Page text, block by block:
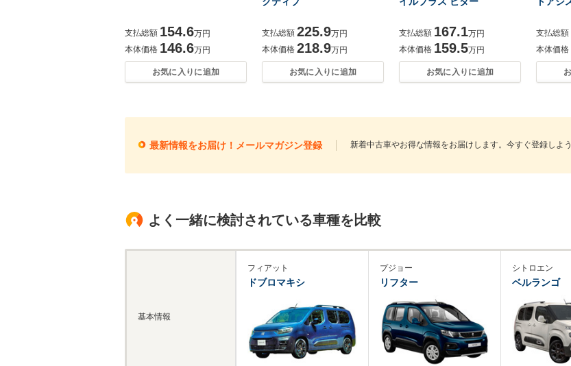
支払総額 154.6万円
本体価格 146.6万円
お気に入りに追加
支払総額 225.9万円
本体価格 218.9万円
お気に入りに追加
支払総額 167.1万円
本体価格 159.5万円
お気に入りに追加
支払総額
本体価格
最新情報をお届け！メールマガジン登録 新着中古車やお得な情報をお届けします。今すぐ登録しよう
よく一緒に検討されている車種を比較
基本情報
フィアット
ドブロマキシ
プジョー
リフター
シトロエン
ベルランゴ